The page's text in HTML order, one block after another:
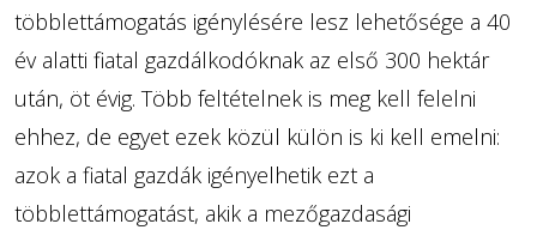
többlettámogatás igénylésére lesz lehetősége a 40
év alatti fiatal gazdálkodóknak az első 300 hektár
után, öt évig. Több feltételnek is meg kell felelni
ehhez, de egyet ezek közül külön is ki kell emelni:
azok a fiatal gazdák igényelhetik ezt a
többlettámogatást, akik a mezőgazdasági